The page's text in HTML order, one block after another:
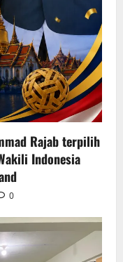
Rajab terpilih
Indonesia
0